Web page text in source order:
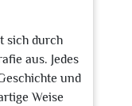
sich durch
aus. Jedes
und
Weise